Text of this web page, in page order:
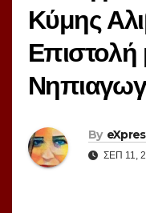
Κύμης
Επιστολή
By
ΣΕΠ 11,